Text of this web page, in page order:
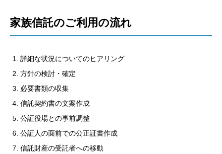
家族信託のご利用の流れ
詳細な状況についてのヒアリング
方針の検討・確定
必要書類の収集
信託契約書の文案作成
公証役場との事前調整
公証人の面前での公正証書作成
信託財産の受託者への移動